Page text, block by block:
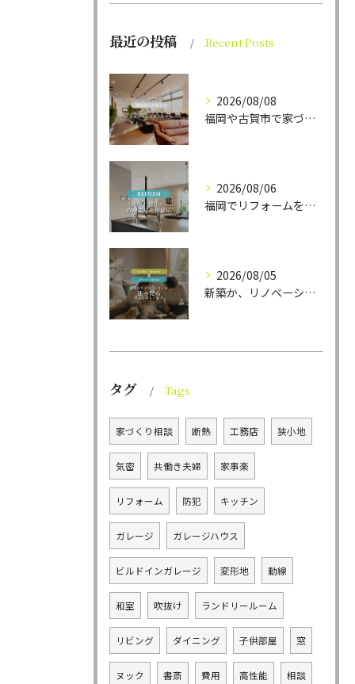
最近の投稿 Recent Posts
2026/08/08
福岡や古賀市で家づくりをされている方から、そんなご相談をよく...
2026/08/06
福岡でリフォームをお考えの方、必見。
2026/08/05
新築か、リノベーションか。
タグ Tags
家づくり相談 断熱 工務店 狭小地
気密 共働き夫婦 家事楽
リフォーム 防犯 キッチン
ガレージ ガレージハウス
ビルドインガレージ 変形地 動線
和室 吹抜け ランドリールーム
リビング ダイニング 子供部屋 窓
ヌック 書斎 費用 高性能 相談